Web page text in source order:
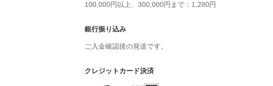
100,000円以上、300,000円まで：1,280円
銀行振り込み
ご入金確認後の発送です。
クレジットカード決済